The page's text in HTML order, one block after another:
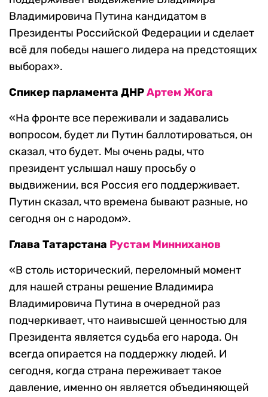
Владимировича Путина кандидатом в
Президенты Российской Федерации и сделает
всё для победы нашего лидера на предстоящих
выборах».
Спикер парламента ДНРАртем Жога
«На фронте все переживали и задавались
вопросом, будет ли Путин баллотироваться, он
сказал, что будет. Мы очень рады, что
президент услышал нашу просьбу о
выдвижении, вся Россия его поддерживает.
Путин сказал, что времена бывают разные, но
сегодня он с народом».
Глава Татарстана Рустам Минниханов
«В столь исторический, переломный момент
для нашей страны решение Владимира
Владимировича Путина в очередной раз
подчеркивает, что наивысшей ценностью для
Президента является судьба его народа. Он
всегда опирается на поддержку людей. И
сегодня, когда страна переживает такое
давление, именно он является объединяющей